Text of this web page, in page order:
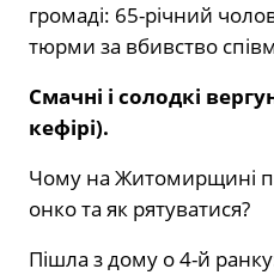
громаді: 65-річний
тюрми за вбивство
Смачні і солодкі
кефірі).
Чому на Житомирщині
онко та як рятуватися?
Пішла з дому о 4-й